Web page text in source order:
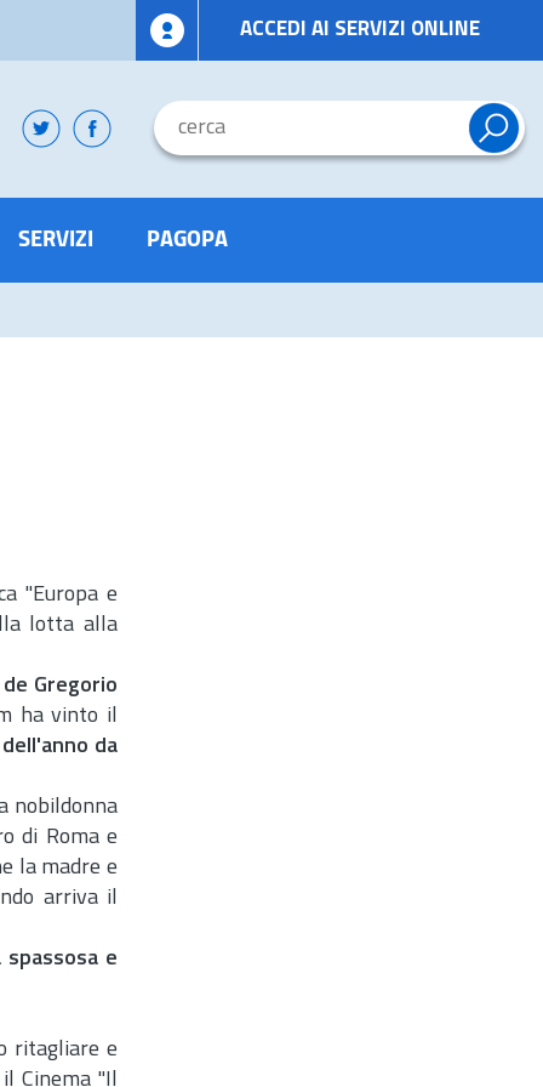
ACCEDI AI SERVIZI ONLINE
SERVIZI PAGOPA
"Europa e
lotta alla
Gregorio
ha vinto il
da
nobildonna
di Roma e
la madre e
arriva il
e
ritagliare e
Cinema "Il